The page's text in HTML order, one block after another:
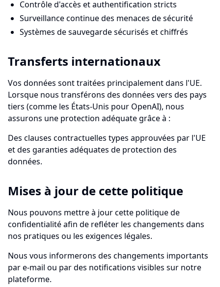
Contrôle d'accès et authentification stricts
Surveillance continue des menaces de sécurité
Systèmes de sauvegarde sécurisés et chiffrés
Transferts internationaux
Vos données sont traitées principalement dans l'UE.
Lorsque nous transférons des données vers des pays
tiers (comme les États-Unis pour OpenAI), nous
assurons une protection adéquate grâce à :
Des clauses contractuelles types approuvées par l'UE
et des garanties adéquates de protection des
données.
Mises à jour de cette politique
Nous pouvons mettre à jour cette politique de
confidentialité afin de refléter les changements dans
nos pratiques ou les exigences légales.
Nous vous informerons des changements importants
par e-mail ou par des notifications visibles sur notre
plateforme.